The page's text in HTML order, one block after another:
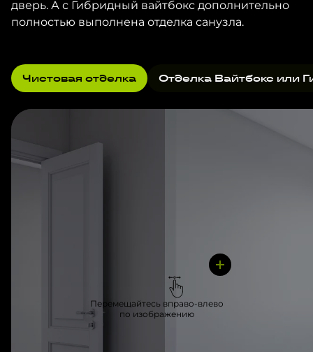
дверь. А с Гибридный вайтбокс дополнительно
полностью выполнена отделка санузла.
Чистовая отделка Отделка Вайтбокс или
Перемещайтесь вправо-влево
по изображению